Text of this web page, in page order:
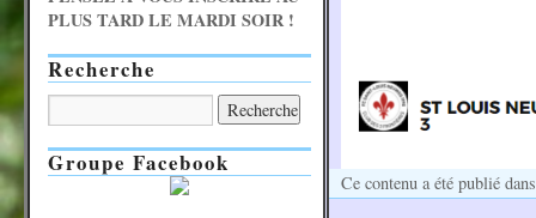
Ce contenu a été publié
PLUS TARD LE MARDI SOIR !
Recherche
Groupe Facebook